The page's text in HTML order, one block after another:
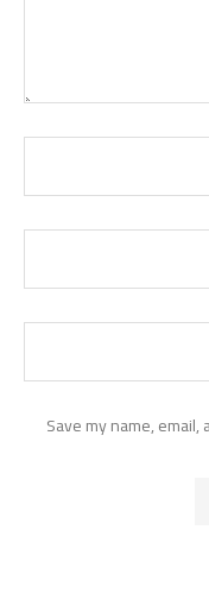
Save my name,